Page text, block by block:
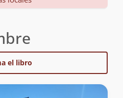
el libro